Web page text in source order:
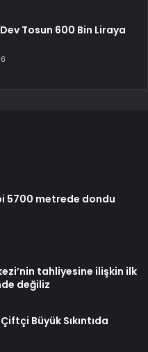
Tosun 600 Bin Liraya
5700 metrede dondu
tahliyesine ilişkin ilk
değiliz
Büyük Sıkıntıda